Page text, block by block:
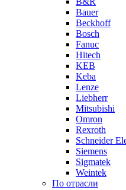
Bauer
Beckhoff
Bosch
Fanuc
Hitech
KEB
Keba
Lenze
Liebherr
Mitsubishi
Omron
Rexroth
Schneider
Siemens
Sigmatek
Weintek
По отрасли